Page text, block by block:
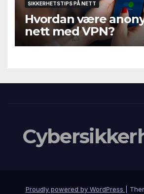
SIKKERHETSTIPS PÅ NETT
Hvordan være
nett med VPN?
Proudly powered by WordPress